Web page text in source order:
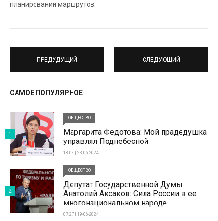
планировании маршрутов.
ПРЕДУДУЩИЙ СЛЕДУЮЩИЙ
САМОЕ ПОПУЛЯРНОЕ
ОБЩЕСТВО
Маргарита Федотова: Мой прадедушка
управлял Поднебесной
18:03 | 23-06-2024
1
ОБЩЕСТВО
Депутат Государственной Думы
Анатолий Аксаков: Сила России в ее
многонациональном народе
07:27 | 19-06-2024
2